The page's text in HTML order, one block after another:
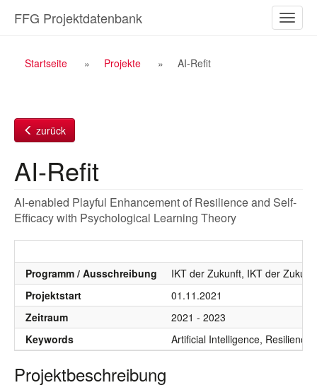
Inhalt
ein-/
FFG Projektdatenbank
Breadcrumb
Startseite Projekte AI-Refit
zurück
AI-Refit
AI-enabled Playful Enhancement of Resilience and Self-
Efficacy with Psychological Learning Theory
Programm / Ausschreibung
IKT der Zukunft, IKT der
Projektstart
01.11.2021
Zeitraum
2021 - 2023
Keywords
Artificial Intelligence,
Projektbeschreibung